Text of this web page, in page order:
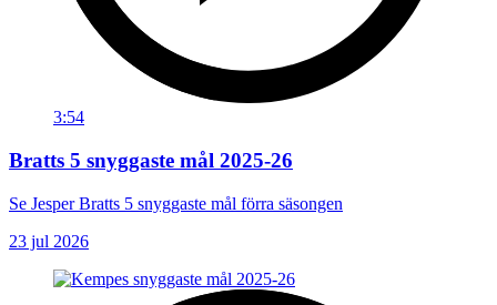
3:54
Bratts 5 snyggaste mål 2025-26
Se Jesper Bratts 5 snyggaste mål förra säsongen
23 jul 2026